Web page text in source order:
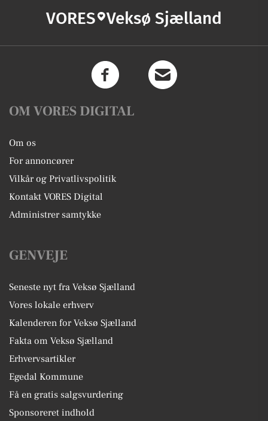
VORES Veksø Sjælland
OM VORES DIGITAL
Om os
For annoncører
Vilkår og Privatlivspolitik
Kontakt VORES Digital
Administrer samtykke
GENVEJE
Seneste nyt fra Veksø Sjælland
Vores lokale erhverv
Kalenderen for Veksø Sjælland
Fakta om Veksø Sjælland
Erhvervsartikler
Egedal Kommune
Få en gratis salgsvurdering
Sponsoreret indhold